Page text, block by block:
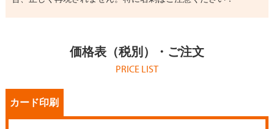
価格表（税別）・ご注文
PRICE LIST
カード印刷